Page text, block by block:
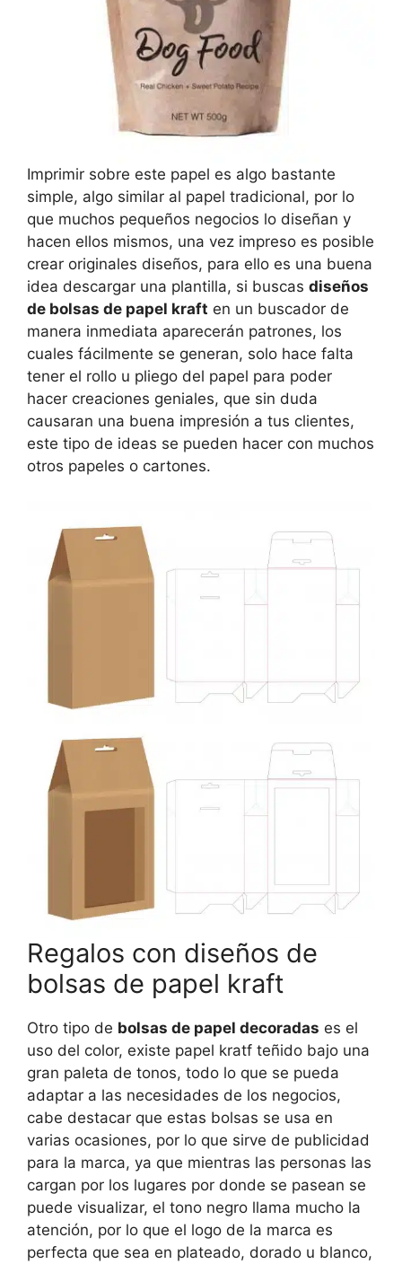
Imprimir sobre este papel es algo bastante
simple, algo similar al papel tradicional, por lo
que muchos pequeños negocios lo diseñan y
hacen ellos mismos, una vez impreso es posible
crear originales diseños, para ello es una buena
idea descargar una plantilla, si buscas diseños
de bolsas de papel kraft en un buscador de
manera inmediata aparecerán patrones, los
cuales fácilmente se generan, solo hace falta
tener el rollo u pliego del papel para poder
hacer creaciones geniales, que sin duda
causaran una buena impresión a tus clientes,
este tipo de ideas se pueden hacer con muchos
otros papeles o cartones.
Regalos con diseños de
bolsas de papel kraft
Otro tipo de bolsas de papel decoradas es el
uso del color, existe papel kratf teñido bajo una
gran paleta de tonos, todo lo que se pueda
adaptar a las necesidades de los negocios,
cabe destacar que estas bolsas se usa en
varias ocasiones, por lo que sirve de publicidad
para la marca, ya que mientras las personas las
cargan por los lugares por donde se pasean se
puede visualizar, el tono negro llama mucho la
atención, por lo que el logo de la marca es
perfecta que sea en plateado, dorado u blanco,